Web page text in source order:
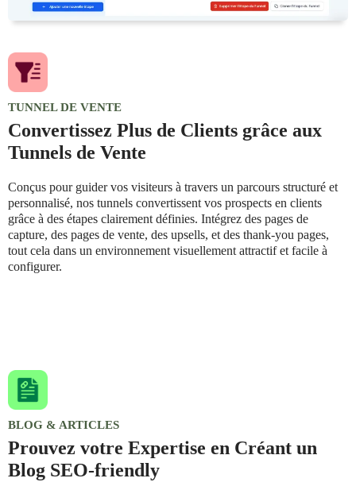
TUNNEL DE VENTE
Convertissez Plus de Clients grâce aux
Tunnels de Vente
Conçus pour guider vos visiteurs à travers un parcours structuré et
personnalisé, nos tunnels convertissent vos prospects en clients
grâce à des étapes clairement définies. Intégrez des pages de
capture, des pages de vente, des upsells, et des thank-you pages,
tout cela dans un environnement visuellement attractif et facile à
configurer.
BLOG & ARTICLES
Prouvez votre Expertise en Créant un
Blog SEO-friendly